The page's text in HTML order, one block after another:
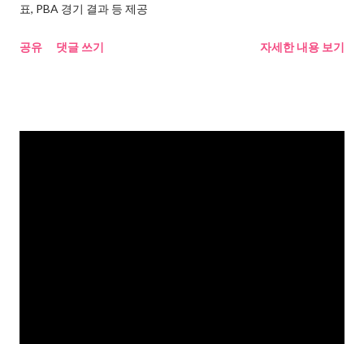
표, PBA 경기 결과 등 제공
공유 댓글 쓰기 자세한 내용 보기